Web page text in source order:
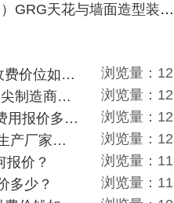
罗浮宫家居艺术中心（广州）GRG天花与墙面造型装饰工程
淄博专业GRG设计材料厂收费价位如何？
浏览量：
珠海1443米²grg造型设计顶尖制造商付费付费多少？
浏览量：
重庆3217平方米GRG设计费用报价多少？
浏览量：
滨州1217平方grg设计顶尖生产厂家价目如何？
浏览量：
报价？
浏览量：
多少？
浏览量：